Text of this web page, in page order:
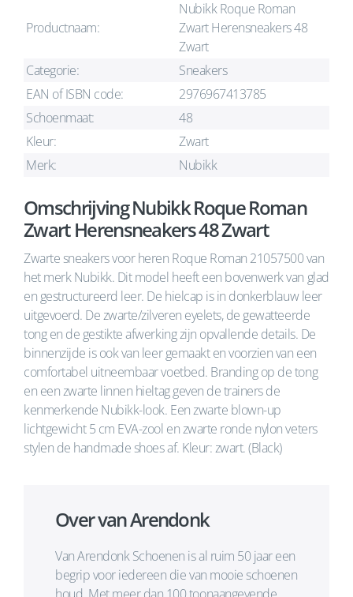
Productnaam:
Nubikk Roque Roman
Zwart Herensneakers 48
Zwart
Categorie:
Sneakers
EAN of ISBN code:
2976967413785
Schoenmaat:
48
Kleur:
Zwart
Merk:
Nubikk
Omschrijving Nubikk Roque Roman
Zwart Herensneakers 48 Zwart
Zwarte sneakers voor heren Roque Roman 21057500 van
het merk Nubikk. Dit model heeft een bovenwerk van glad
en gestructureerd leer. De hielcap is in donkerblauw leer
uitgevoerd. De zwarte/zilveren eyelets, de gewatteerde
tong en de gestikte afwerking zijn opvallende details. De
binnenzijde is ook van leer gemaakt en voorzien van een
comfortabel uitneembaar voetbed. Branding op de tong
en een zwarte linnen hieltag geven de trainers de
kenmerkende Nubikk-look. Een zwarte blown-up
lichtgewicht 5 cm EVA-zool en zwarte ronde nylon veters
stylen de handmade shoes af. Kleur: zwart. (Black)
Over van Arendonk
Van Arendonk Schoenen is al ruim 50 jaar een
begrip voor iedereen die van mooie schoenen